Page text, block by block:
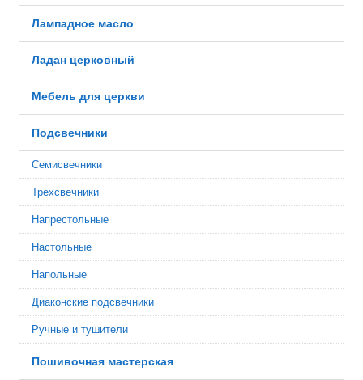
Лампадное масло
Ладан церковный
Мебель для церкви
Подсвечники
Семисвечники
Трехсвечники
Напрестольные
Настольные
Напольные
Диаконские подсвечники
Ручные и тушители
Пошивочная мастерская